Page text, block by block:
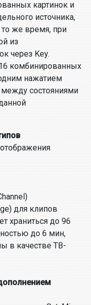
картинок и
источника,
то же время, при
из
через Key.
комбинированных
нажатием
состояниями
для клипов
храниться до 96
до 6 мин,
в качестве ТВ-